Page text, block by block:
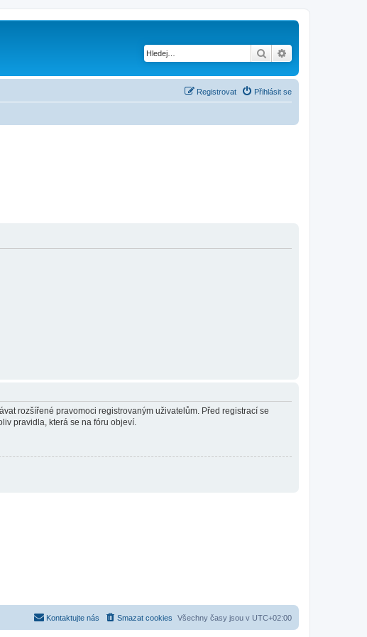
Hledat
Přihlásit se
Registrovat
rozšířené pravomoci registrovaným uživatelům. Před registrací se
pravidla, která se na fóru objeví.
Všechny časy jsou v UTC+02:00
Smazat cookies
Kontaktujte nás